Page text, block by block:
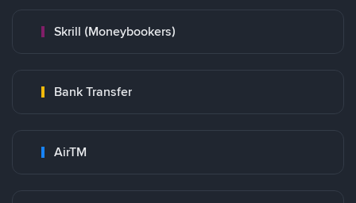
Skrill (Moneybookers)
Bank Transfer
AirTM